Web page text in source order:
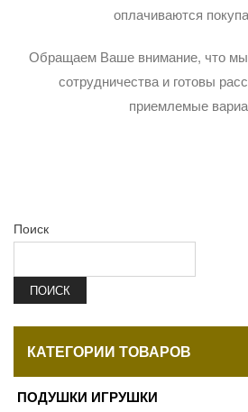
оплачиваются
Обращаем Ваше внимание, что мы
сотрудничества и готовы
приемлемые
Поиск
ПОИСК
КАТЕГОРИИ ТОВАРОВ
ПОДУШКИ ИГРУШКИ